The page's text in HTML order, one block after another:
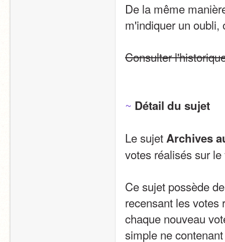
De la même
m'indiquer un oubli,
Consulter
~ Détail du sujet
Le sujet Archives
votes réalisés sur
Ce sujet possède
recensant les votes
chaque nouveau